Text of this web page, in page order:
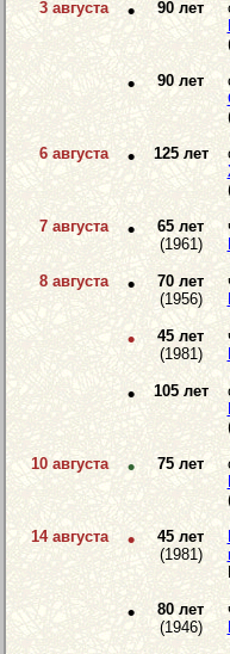
3 августа • 90 лет
• 90 лет
6 августа • 125 лет
7 августа •
65 лет
(1961)
8 августа •
70 лет
(1956)
•
45 лет
(1981)
• 105 лет
10 августа • 75 лет
14 августа •
45 лет
(1981)
•
80 лет
(1946)